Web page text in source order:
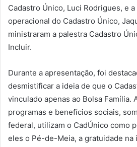
Cadastro Único, Luci Rodrigues, e
operacional do Cadastro Único,
ministraram a palestra Cadastro
Incluir.
Durante a apresentação, foi
desmistificar a ideia de que o
vinculado apenas ao Bolsa Família.
programas e benefícios sociais,
federal, utilizam o CadÚnico como
eles o Pé-de-Meia, a gratuidade na